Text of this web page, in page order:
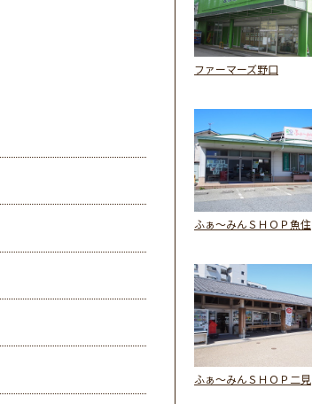
ファーマーズ野口
ふぁ～みんＳＨＯＰ魚住
ふぁ～みんＳＨＯＰ二見